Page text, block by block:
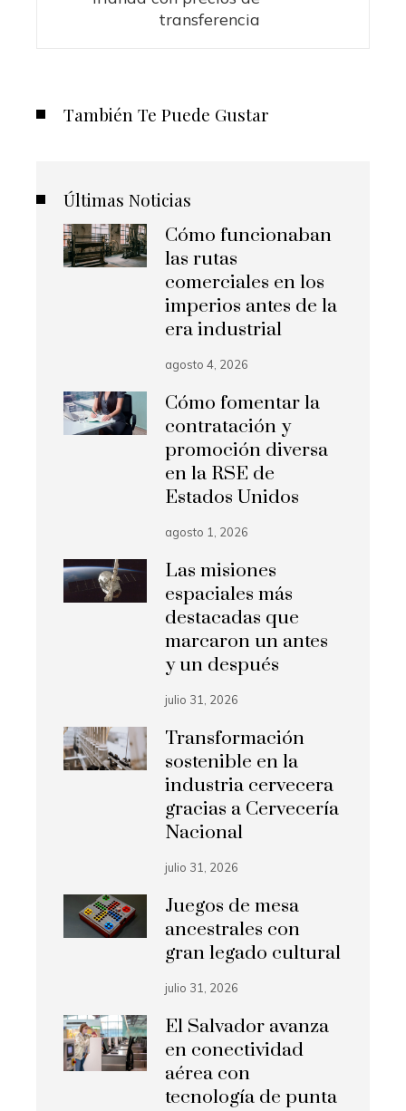
transferencia
También Te Puede Gustar
Últimas Noticias
Cómo funcionaban
las rutas
comerciales en los
imperios antes de la
era industrial
agosto 4, 2026
Cómo fomentar la
contratación y
promoción diversa
en la RSE de
Estados Unidos
agosto 1, 2026
Las misiones
espaciales más
destacadas que
marcaron un antes
y un después
julio 31, 2026
Transformación
sostenible en la
industria cervecera
gracias a Cervecería
Nacional
julio 31, 2026
Juegos de mesa
ancestrales con
gran legado cultural
julio 31, 2026
El Salvador avanza
en conectividad
aérea con
tecnología de punta